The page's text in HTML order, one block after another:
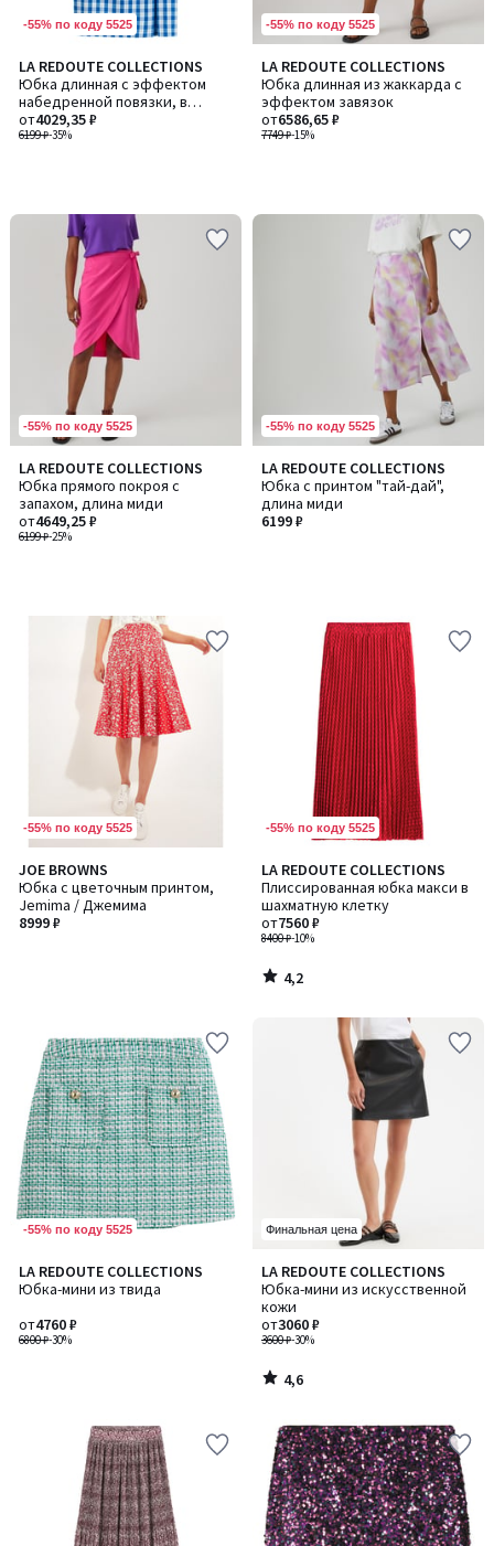
-55% по коду 5525
LA REDOUTE COLLECTIONS
Юбка длинная с эффектом
набедренной повязки, в
клетку
6199 ₽-35%
от4029,35 ₽
-55% по коду 5525
LA REDOUTE COLLECTIONS
Юбка длинная из жаккарда с
эффектом завязок
7749 ₽-15%
от6586,65 ₽
-55% по коду 5525
LA REDOUTE COLLECTIONS
Юбка прямого покроя с
запахом, длина миди
6199 ₽-25%
от4649,25 ₽
-55% по коду 5525
LA REDOUTE COLLECTIONS
Юбка с принтом "тай-дай",
длина миди
6199 ₽
-55% по коду 5525
JOE BROWNS
Юбка с цветочным принтом,
Jemima / Джемима
8999 ₽
-55% по коду 5525
LA REDOUTE COLLECTIONS
Плиссированная юбка макси в
шахматную клетку
8400 ₽-10%
от7560 ₽
4,2
/ 5
4,2
/
-55% по коду 5525
LA REDOUTE COLLECTIONS
Юбка-мини из твида
6800 ₽-30%
от4760 ₽
Финальная цена
LA REDOUTE COLLECTIONS
Юбка-мини из искусственной
кожи
3600 ₽-30%
от3060 ₽
4,6
/ 5
4,6
/